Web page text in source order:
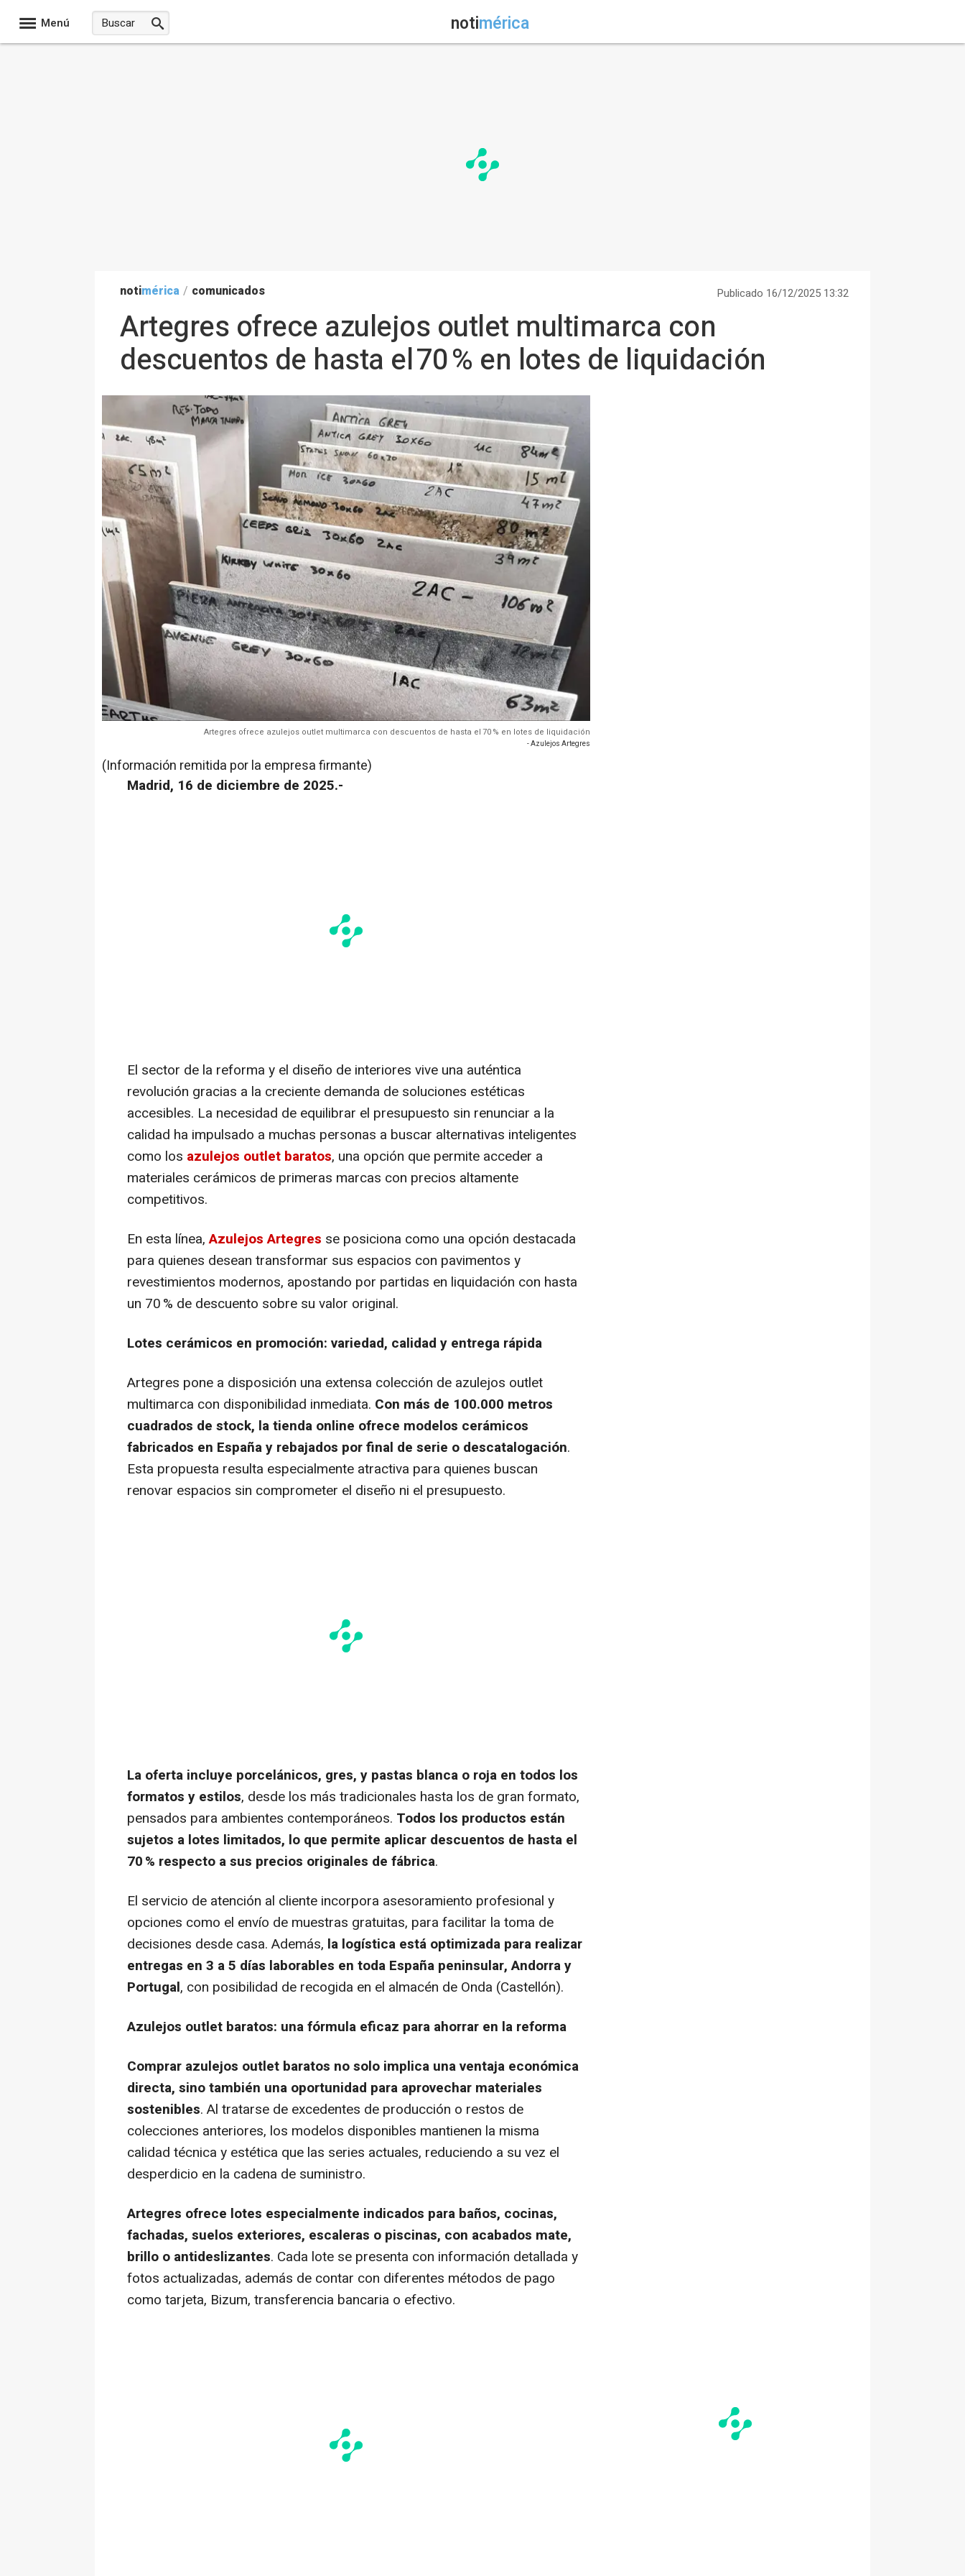
Menú notimérica
notimérica / comunicados Publicado 16/12/2025 13:32
Artegres ofrece azulejos outlet multimarca con
descuentos de hasta el 70 % en lotes de liquidación
Artegres ofrece azulejos outlet multimarca con descuentos de hasta el 70 % en lotes de liquidación
- Azulejos Artegres
(Información remitida por la empresa firmante)
Madrid, 16 de diciembre de 2025.-
El sector de la reforma y el diseño de interiores vive una auténtica
revolución gracias a la creciente demanda de soluciones estéticas
accesibles. La necesidad de equilibrar el presupuesto sin renunciar a la
calidad ha impulsado a muchas personas a buscar alternativas inteligentes
como los azulejos outlet baratos, una opción que permite acceder a
materiales cerámicos de primeras marcas con precios altamente
competitivos.
En esta línea,Azulejos Artegres se posiciona como una opción destacada
para quienes desean transformar sus espacios con pavimentos y
revestimientos modernos, apostando por partidas en liquidación con hasta
un 70 % de descuento sobre su valor original.
Lotes cerámicos en promoción: variedad, calidad y entrega rápida
Artegres pone a disposición una extensa colección de azulejos outlet
multimarca con disponibilidad inmediata. Con más de 100.000 metros
cuadrados de stock, la tienda online ofrece modelos cerámicos
fabricados en España y rebajados por final de serie o descatalogación.
Esta propuesta resulta especialmente atractiva para quienes buscan
renovar espacios sin comprometer el diseño ni el presupuesto.
La oferta incluye porcelánicos, gres, y pastas blanca o roja en todos los
formatos y estilos, desde los más tradicionales hasta los de gran formato,
pensados para ambientes contemporáneos. Todos los productos están
sujetos a lotes limitados, lo que permite aplicar descuentos de hasta el
70 % respecto a sus precios originales de fábrica.
El servicio de atención al cliente incorpora asesoramiento profesional y
opciones como el envío de muestras gratuitas, para facilitar la toma de
decisiones desde casa. Además, la logística está optimizada para realizar
entregas en 3 a 5 días laborables en toda España peninsular, Andorra y
Portugal, con posibilidad de recogida en el almacén de Onda (Castellón).
Azulejos outlet baratos: una fórmula eficaz para ahorrar en la reforma
Comprar azulejos outlet baratos no solo implica una ventaja económica
directa, sino también una oportunidad para aprovechar materiales
sostenibles. Al tratarse de excedentes de producción o restos de
colecciones anteriores, los modelos disponibles mantienen la misma
calidad técnica y estética que las series actuales, reduciendo a su vez el
desperdicio en la cadena de suministro.
Artegres ofrece lotes especialmente indicados para baños, cocinas,
fachadas, suelos exteriores, escaleras o piscinas, con acabados mate,
brillo o antideslizantes. Cada lote se presenta con información detallada y
fotos actualizadas, además de contar con diferentes métodos de pago
como tarjeta, Bizum, transferencia bancaria o efectivo.